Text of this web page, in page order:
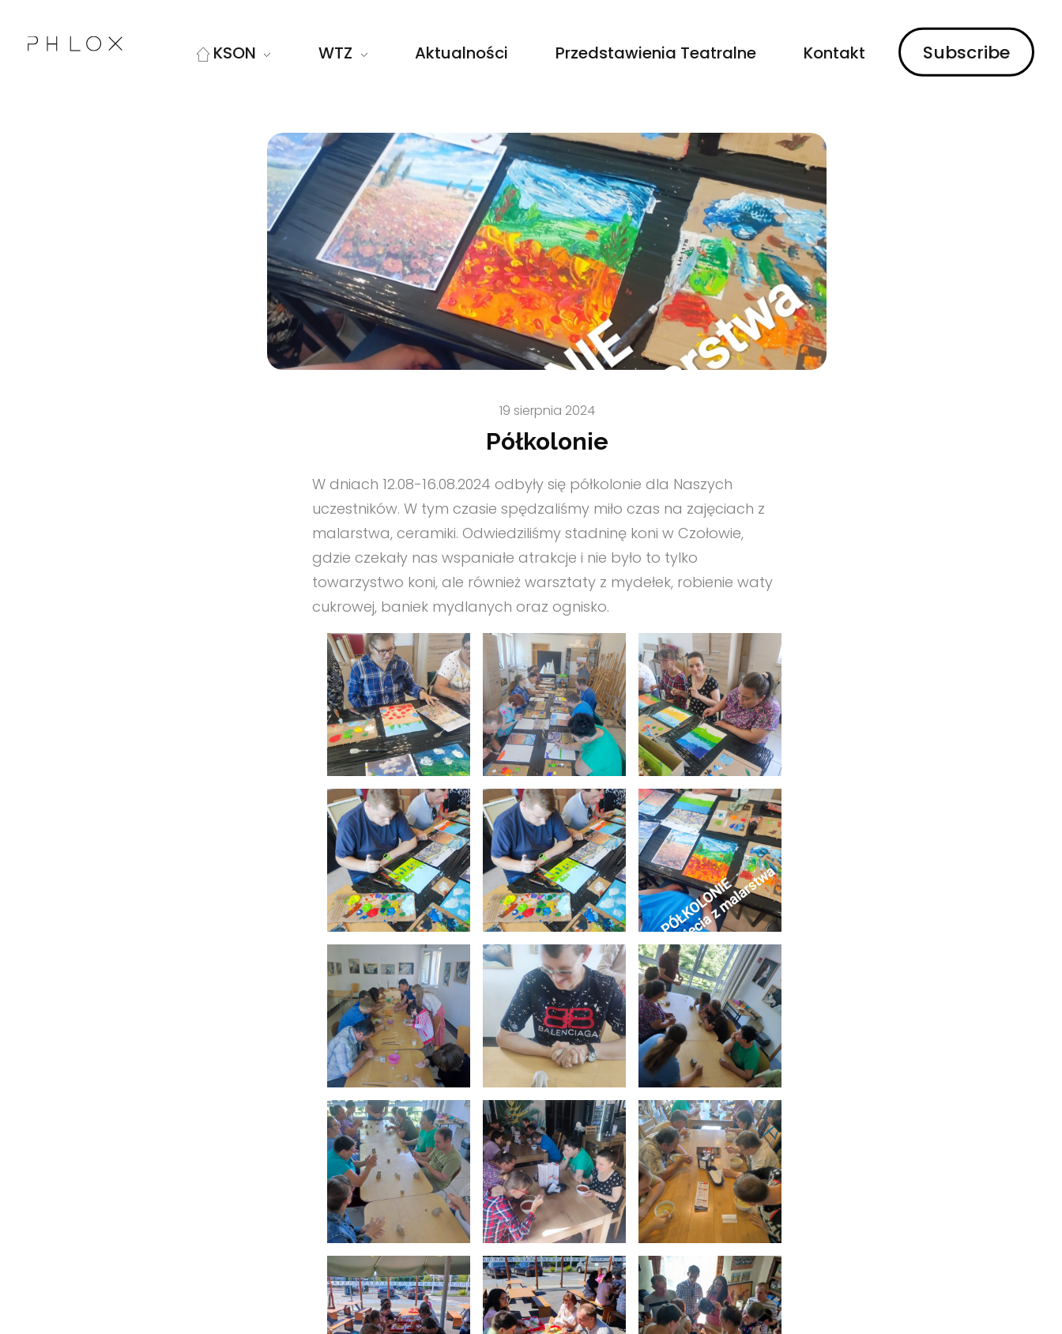
Subscribe
KSON WTZ Aktualności Przedstawienia Teatralne Kontakt
Półkolonie
19 sierpnia 2024
W dniach 12.08-16.08.2024 odbyły się półkolonie dla Naszych
uczestników. W tym czasie spędzaliśmy miło czas na zajęciach z
malarstwa, ceramiki. Odwiedziliśmy stadninę koni w Czołowie,
gdzie czekały nas wspaniałe atrakcje i nie było to tylko
towarzystwo koni, ale również warsztaty z mydełek, robienie waty
cukrowej, baniek mydlanych oraz ognisko.